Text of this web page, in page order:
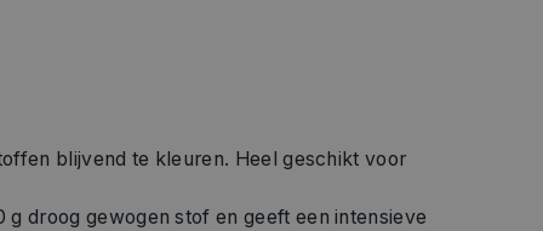
blijvend te kleuren. Heel geschikt voor
g droog gewogen stof en geeft een intensieve